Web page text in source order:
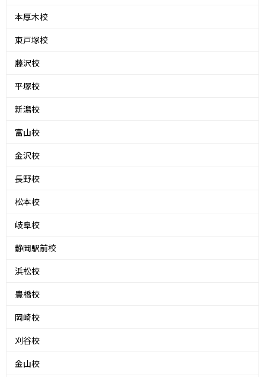
本厚木校
東戸塚校
藤沢校
平塚校
新潟校
富山校
金沢校
長野校
松本校
岐阜校
静岡駅前校
浜松校
豊橋校
岡崎校
刈谷校
金山校